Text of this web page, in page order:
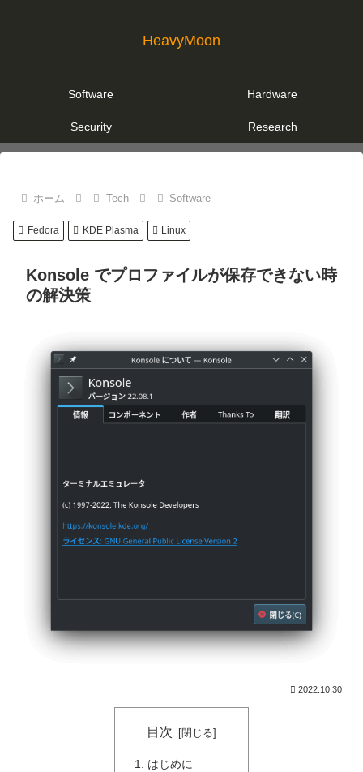
HeavyMoon
Software Hardware
Security Research
ホーム Tech Software
Fedora KDE Plasma Linux
Konsole でプロファイルが保存できない時
の解決策
2022.10.30
目次
はじめに